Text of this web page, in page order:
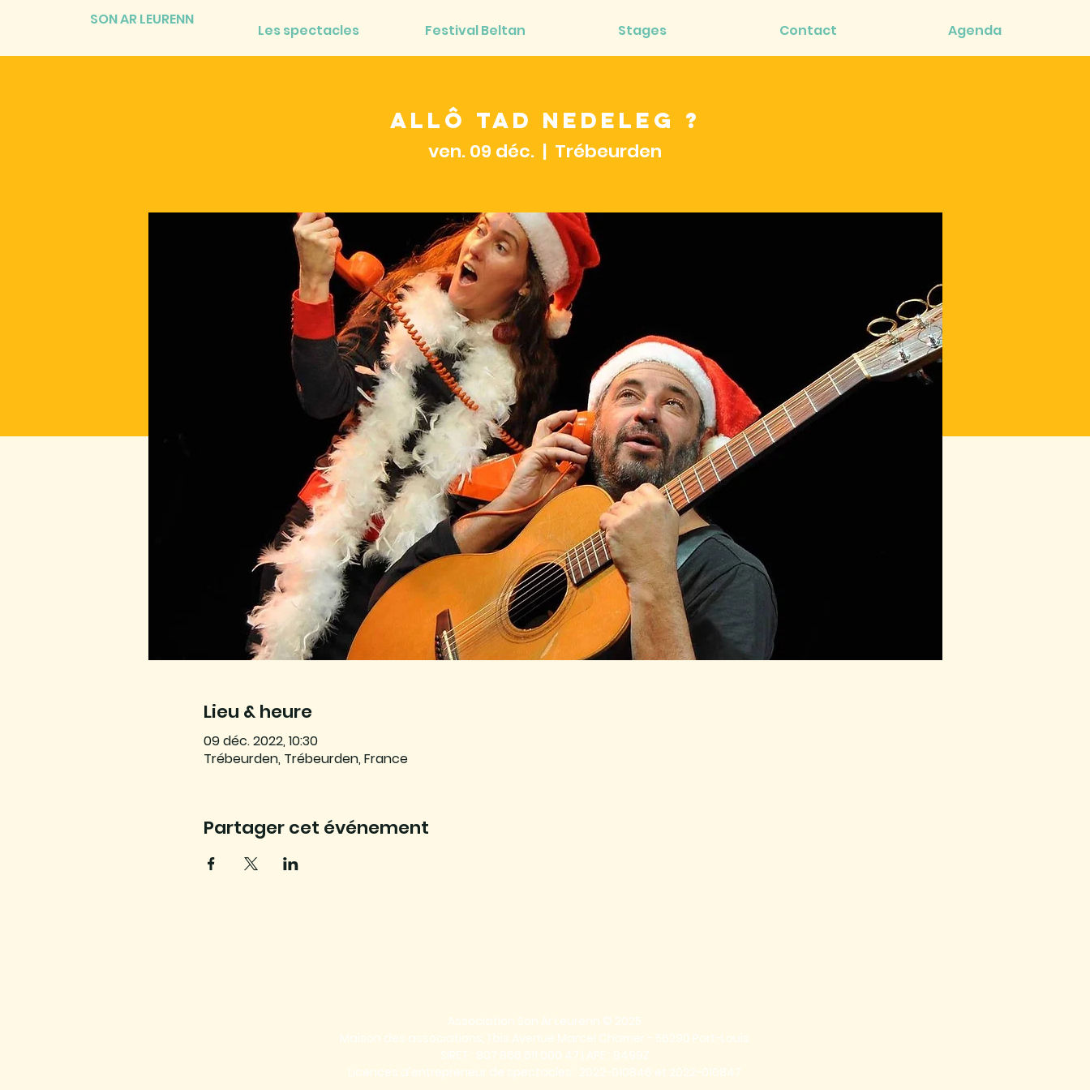
SON AR LEURENN
Les spectacles Festival Beltan Stages Contact Agenda
Allô Tad Nedeleg ?
ven. 09 déc.
  |
Trébeurden
Lieu & heure
09 déc. 2022, 10:30
Trébeurden, Trébeurden, France
Partager cet événement
Association Son Ar Leurenn © 2025
Maison des associations, 1 bis Avenue Marcel Charrier - 56290 Port-Louis
SIRET : 807 866 611 000 47 | APE : 9499Z
Licences d'entrepreneur de spectacles : 2022-010846 et 2022-010847